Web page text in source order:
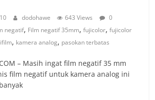
dodohawe 643 Views
0
negatif, Film negatif 35mm,fujicolor,fujicolor
, kamera analog, pasokan terbatas
– Masih ingat film negatif 35 mm
film negatif untuk kamera analog ini